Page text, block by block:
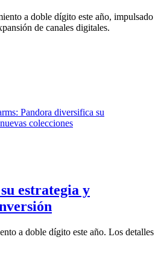
a doble dígito este año, impulsado
de canales digitales.
estrategia y
a doble dígito este año. Los detalles